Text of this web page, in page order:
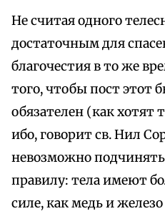
Не считая одного
достаточным для
благочестия в то же
того, чтобы пост этот
обязателен (как хотят
ибо, говорит св. Нил
невозможно
правилу: тела имеют
силе, как медь и